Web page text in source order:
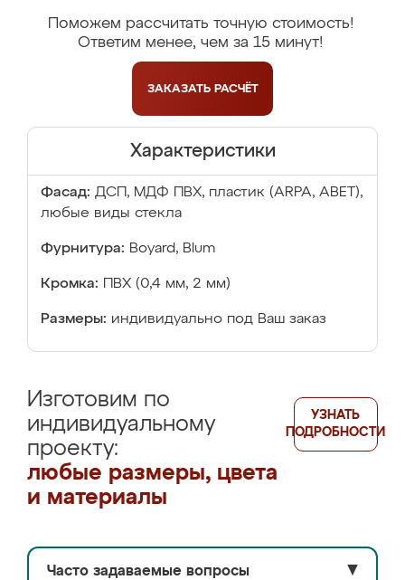
Поможем рассчитать точную стоимость!
Ответим менее, чем за 15 минут!
ЗАКАЗАТЬ РАСЧЁТ
Характеристики
Фасад: ДСП, МДФ ПВХ, пластик (ARPA, ABET),
любые виды стекла
Фурнитура: Boyard, Blum
Кромка: ПВХ (0,4 мм, 2 мм)
Размеры: индивидуально под Ваш заказ
Изготовим по
индивидуальному
проекту:
любые размеры, цвета
и материалы
УЗНАТЬ
ПОДРОБНОСТИ
Часто задаваемые вопросы ▼